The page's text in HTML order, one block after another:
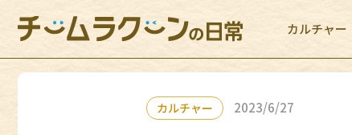
カルチャー
カルチャー 2023/6/27